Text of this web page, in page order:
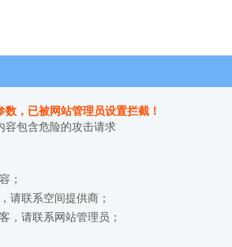
，已被网站管理员设置拦截！
容包含危险的攻击请求
；
请联系空间提供商；
，请联系网站管理员；